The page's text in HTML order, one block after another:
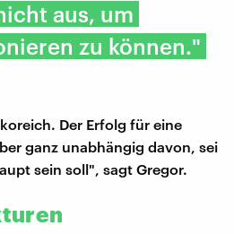
aus, um
zu können."
Der Erfolg für eine
ganz unabhängig davon, sei
sein soll", sagt Gregor.